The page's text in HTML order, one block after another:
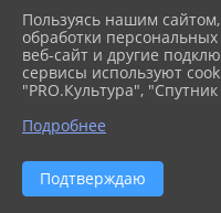
Главная
14.04.2026 11:45
Пользуясь нашим
обработки
веб-сайт и другие
сервисы используют
"PRO.Культура",
Подробнее
Подтверждаю